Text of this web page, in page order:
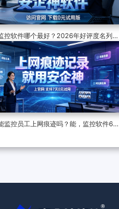
控软件哪个最好？2026年好评度名列榜
幕监控软件推荐！
监控员工上网痕迹吗？能，监控软件6个